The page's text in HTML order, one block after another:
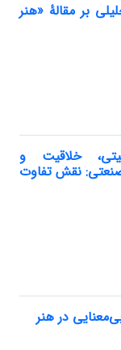
بر مقالۀ «هنر
خلاقیت و
نقش تفاوت
در هنر